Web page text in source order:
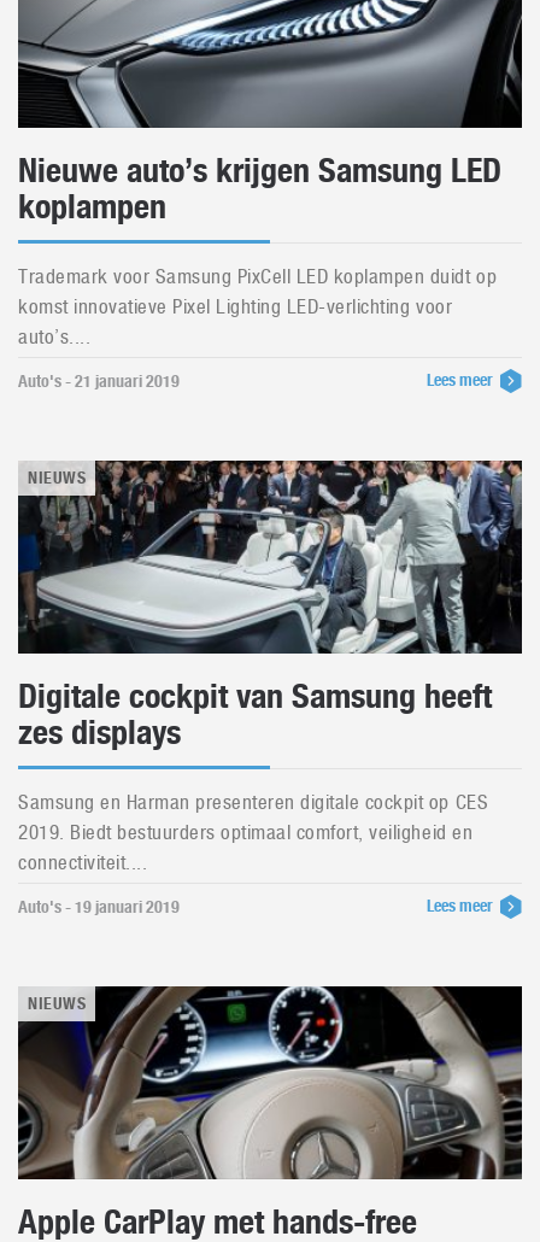
Nieuwe auto’s krijgen Samsung LED
koplampen
Trademark voor Samsung PixCell LED koplampen duidt op
komst innovatieve Pixel Lighting LED-verlichting voor
auto’s....
Auto's - 21 januari 2019 Lees meer
NIEUWS
Digitale cockpit van Samsung heeft
zes displays
Samsung en Harman presenteren digitale cockpit op CES
2019. Biedt bestuurders optimaal comfort, veiligheid en
connectiviteit....
Auto's - 19 januari 2019 Lees meer
NIEUWS
Apple CarPlay met hands-free